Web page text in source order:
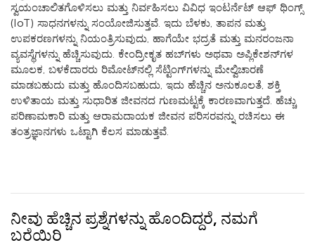
ಸ್ವಯಂಚಾಲಿತಗೊಳಿಸಲು ಮತ್ತು ನಿರ್ವಹಿಸಲು ವಿವಿಧ ಇಂಟರ್ನೆಟ್ ಆಫ್ ಥಿಂಗ್ಸ್
(IoT) ಸಾಧನಗಳನ್ನು ಸಂಯೋಜಿಸುತ್ತವೆ. ಇದು ಬೆಳಕು, ತಾಪನ ಮತ್ತು
ಉಪಕರಣಗಳನ್ನು ನಿಯಂತ್ರಿಸುವುದು, ಹಾಗೆಯೇ ಭದ್ರತೆ ಮತ್ತು ಮನರಂಜನಾ
ವ್ಯವಸ್ಥೆಗಳನ್ನು ಹೆಚ್ಚಿಸುವುದು. ಕೇಂದ್ರೀಕೃತ ಹಬ್‌ಗಳು ಅಥವಾ ಅಪ್ಲಿಕೇಶನ್‌ಗಳ
ಮೂಲಕ, ಬಳಕೆದಾರರು ರಿಮೋಟ್‌ನಲ್ಲಿ ಸೆಟ್ಟಿಂಗ್‌ಗಳನ್ನು ಮೇಲ್ವಿಚಾರಣೆ
ಮಾಡಬಹುದು ಮತ್ತು ಹೊಂದಿಸಬಹುದು, ಇದು ಹೆಚ್ಚಿನ ಅನುಕೂಲತೆ, ಶಕ್ತಿ
ಉಳಿತಾಯ ಮತ್ತು ಸುಧಾರಿತ ಜೀವನದ ಗುಣಮಟ್ಟಕ್ಕೆ ಕಾರಣವಾಗುತ್ತದೆ. ಹೆಚ್ಚು
ಪರಿಣಾಮಕಾರಿ ಮತ್ತು ಆರಾಮದಾಯಕ ಜೀವನ ಪರಿಸರವನ್ನು ರಚಿಸಲು ಈ
ತಂತ್ರಜ್ಞಾನಗಳು ಒಟ್ಟಾಗಿ ಕೆಲಸ ಮಾಡುತ್ತವೆ.
ನೀವು ಹೆಚ್ಚಿನ ಪ್ರಶ್ನೆಗಳನ್ನು ಹೊಂದಿದ್ದರೆ, ನಮಗೆ
ಬರೆಯಿರಿ